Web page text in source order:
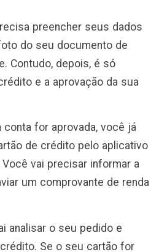
preencher seus dados
do seu documento de
Contudo, depois, é só
e a aprovação da sua
conta for aprovada, você já
de crédito pelo aplicativo
vai precisar informar a
um comprovante de renda
analisar o seu pedido e
Se o seu cartão for